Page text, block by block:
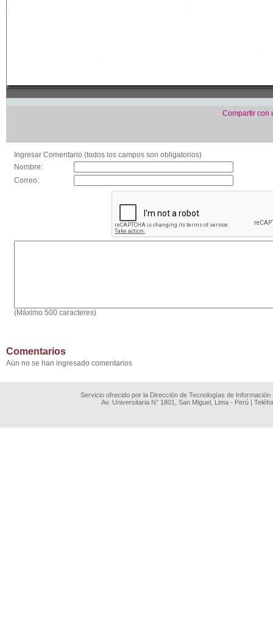
Compartir con
Ingresar Comentario (todos los campos son obligatorios)
Nombre:
Correo:
(Máximo 500 caracteres)
Comentarios
Aún no se han ingresado comentarios
Servicio ofrecido por la Dirección de Tecnologías de
Av. Universitaria N° 1801, San Miguel, Lima - Perú |